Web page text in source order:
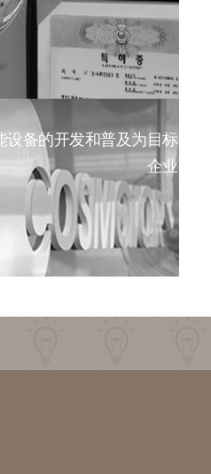
设备的开发和普及为目标的
企业。